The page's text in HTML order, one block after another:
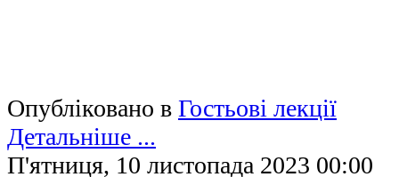
Опубліковано в Гостьові лекції
Детальніше ...
П'ятниця, 10 листопада 2023 00:00